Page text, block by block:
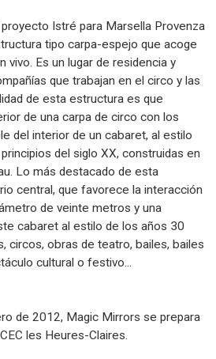
Istré para Marsella Provenza
tipo carpa-espejo que acoge
vivo. Es un lugar de residencia y
que trabajan en el circo y las
de esta estructura es que
de una carpa de circo con los
del interior de un cabaret, al estilo
del siglo XX, construidas en
Lo más destacado de esta
central, que favorece la interacción
de veinte metros y una
cabaret al estilo de los años 30
circos, obras de teatro, bailes, bailes
cultural o festivo...
de 2012, Magic Mirrors se prepara
les Heures-Claires.